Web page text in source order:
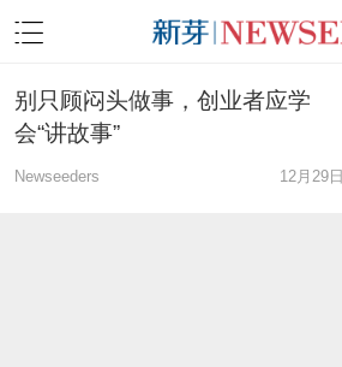
别只顾闷头做事，创业者应学
会“讲故事”
Newseeders 12月29日